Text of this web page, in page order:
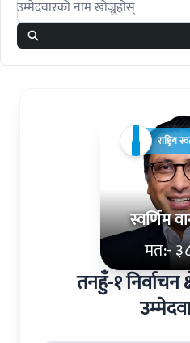
स्वर्णिम
मत:-
राष्ट्रिय
तनहुँ-१ निर्वाचन